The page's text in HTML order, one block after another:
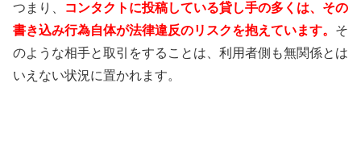
つまり、
コンタクトに投稿している貸し手の多くは、その
書き込み行為自体が法律違反のリスクを抱えています。 そ
のような相手と取引をすることは、利用者側も無関係とは
いえない状況に置かれます。